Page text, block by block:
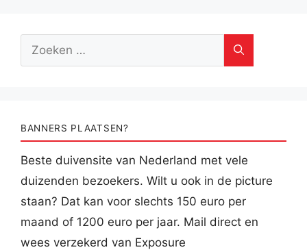
naar:
BANNERS PLAATSEN?
Beste duivensite van Nederland met vele
duizenden bezoekers. Wilt u ook in de picture
staan? Dat kan voor slechts 150 euro per
maand of 1200 euro per jaar. Mail direct en
wees verzekerd van Exposure